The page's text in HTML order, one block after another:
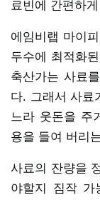
료빈에 간편하
에임비랩 마이
두수에 최적화
축산가는 사료
다. 그래서 사료
느라 웃돈을 주
용을 들여 버리
사료의 잔량을
야할지 짐작 가